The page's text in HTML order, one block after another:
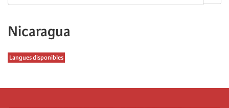
Nicaragua
Langues disponibles